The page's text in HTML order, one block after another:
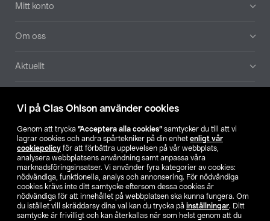
Vi på Clas Ohlson använder cookies
Genom att trycka ”Acceptera alla cookies” samtycker du till att vi
lagrar cookies och andra spårtekniker på din enhet enligt vår
cookiepolicy för att förbättra upplevelsen på vår webbplats,
analysera webbplatsens användning samt anpassa våra
marknadsföringsinsatser. Vi använder fyra kategorier av cookies:
nödvändiga, funktionella, analys och annonsering. För nödvändiga
cookies krävs inte ditt samtycke eftersom dessa cookies är
nödvändiga för att innehållet på webbplatsen ska kunna fungera. Om
du istället vill skräddarsy dina val kan du trycka på inställningar. Ditt
samtycke är frivilligt och kan återkallas när som helst genom att du
Mitt konto
Om oss
Aktuellt
Hitta butik
SE NO FI